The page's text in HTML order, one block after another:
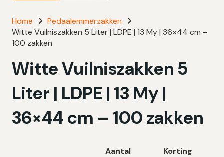
Home
Pedaalemmerzakken
Witte Vuilniszakken 5 Liter | LDPE | 13 My | 36×44 cm –
100 zakken
Witte Vuilniszakken 5
Liter | LDPE | 13 My |
36×44 cm – 100 zakken
Aantal Korting